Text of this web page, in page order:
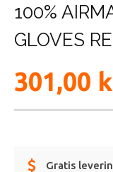
100%
GLOVES
301,00
Gratis